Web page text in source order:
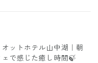
ットホテル山中湖｜朝
で感じた癒し時間🍃